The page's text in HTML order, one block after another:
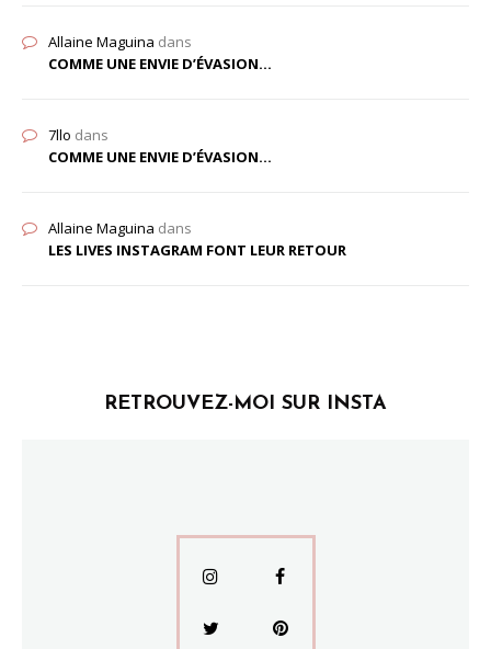
Allaine Maguina dans
COMME UNE ENVIE D’ÉVASION…
7llo dans
COMME UNE ENVIE D’ÉVASION…
Allaine Maguina dans
LES LIVES INSTAGRAM FONT LEUR RETOUR
RETROUVEZ-MOI SUR INSTA